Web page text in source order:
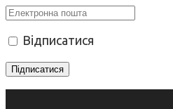
Відписатися